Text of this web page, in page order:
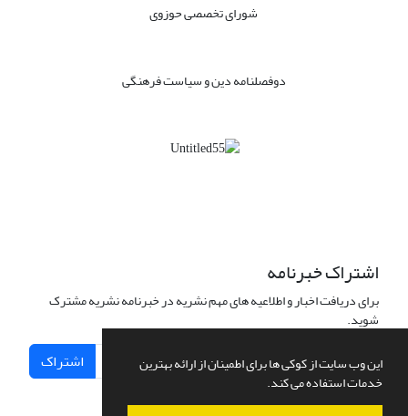
این وب سایت از کوکی ها برای اطمینان از ارائه بهترین
خدمات استفاده می کند.
شورای تخصصی حوزوی
دوفصلنامه دین و سیاست فرهنگی
اشتراک خبرنامه
برای دریافت اخبار و اطلاعیه های مهم نشریه در خبرنامه نشریه مشترک
شوید.
اشتراک